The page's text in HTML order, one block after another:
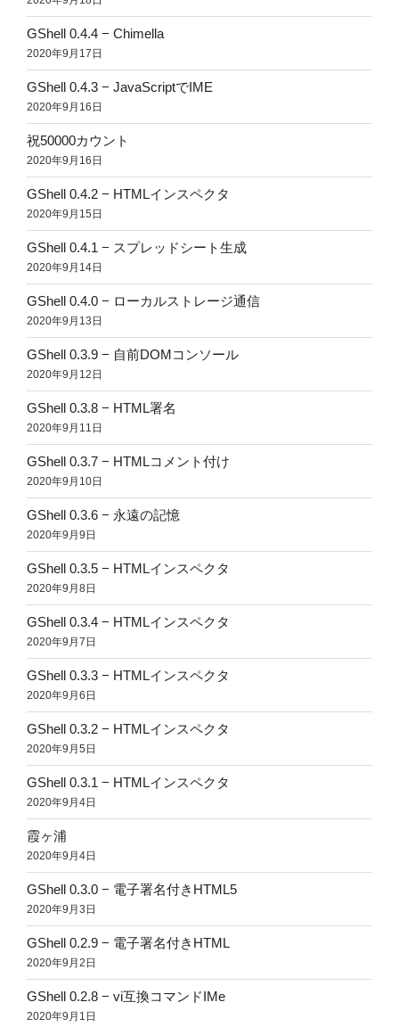
GShell 0.4.4 − Chimella
2020年9月17日
GShell 0.4.3 − JavaScriptでIME
2020年9月16日
祝50000カウント
2020年9月16日
GShell 0.4.2 − HTMLインスペクタ
2020年9月15日
GShell 0.4.1 − スプレッドシート生成
2020年9月14日
GShell 0.4.0 − ローカルストレージ通信
2020年9月13日
GShell 0.3.9 − 自前DOMコンソール
2020年9月12日
GShell 0.3.8 − HTML署名
2020年9月11日
GShell 0.3.7 − HTMLコメント付け
2020年9月10日
GShell 0.3.6 − 永遠の記憶
2020年9月9日
GShell 0.3.5 − HTMLインスペクタ
2020年9月8日
GShell 0.3.4 − HTMLインスペクタ
2020年9月7日
GShell 0.3.3 − HTMLインスペクタ
2020年9月6日
GShell 0.3.2 − HTMLインスペクタ
2020年9月5日
GShell 0.3.1 − HTMLインスペクタ
2020年9月4日
霞ヶ浦
2020年9月4日
GShell 0.3.0 − 電子署名付きHTML5
2020年9月3日
GShell 0.2.9 − 電子署名付きHTML
2020年9月2日
GShell 0.2.8 − vi互換コマンドIMe
2020年9月1日